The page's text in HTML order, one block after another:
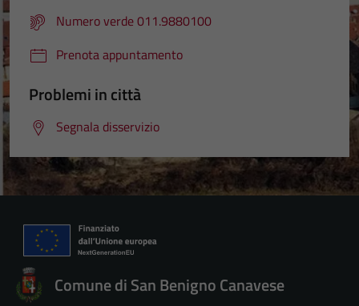
Numero verde 011.9880100
Prenota appuntamento
Problemi in città
Segnala disservizio
Comune di San Benigno Canavese